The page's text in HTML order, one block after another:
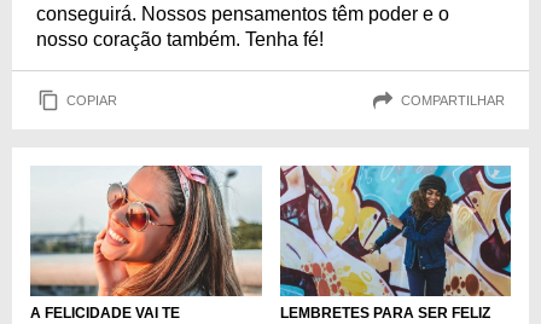
conseguirá. Nossos pensamentos têm poder e o
nosso coração também. Tenha fé!
COPIAR COMPARTILHAR
A FELICIDADE VAI TE
LEMBRETES PARA SER FELIZ